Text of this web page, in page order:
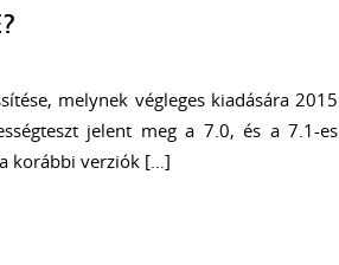
melynek végleges kiadására 2015
jelent meg a 7.0, és a 7.1-es
korábbi verziók […]